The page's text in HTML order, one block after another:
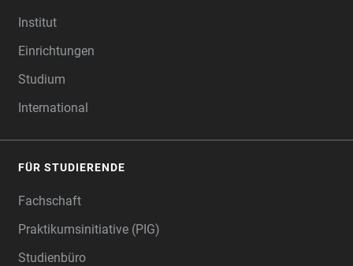
Institut
Einrichtungen
Studium
International
FÜR STUDIERENDE
Fachschaft
Praktikumsinitiative (PIG)
Studienbüro